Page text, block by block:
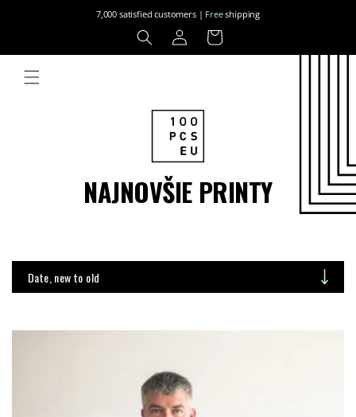
7,000 satisfied customers | Freeshipping
Log
in
Cart
NAJNOVŠIE PRINTY